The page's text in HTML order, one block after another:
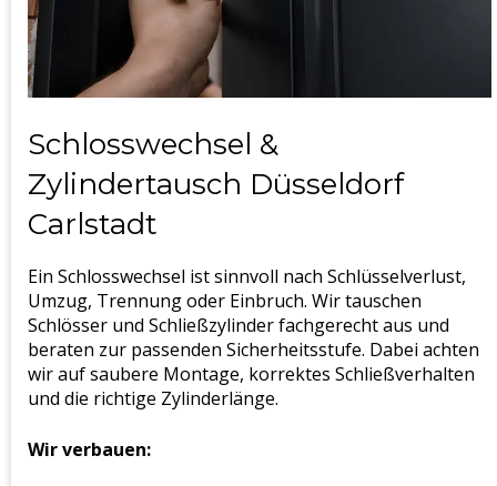
Schlosswechsel &
Zylindertausch Düsseldorf
Carlstadt
Ein Schlosswechsel ist sinnvoll nach Schlüsselverlust,
Umzug, Trennung oder Einbruch. Wir tauschen
Schlösser und Schließzylinder fachgerecht aus und
beraten zur passenden Sicherheitsstufe. Dabei achten
wir auf saubere Montage, korrektes Schließverhalten
und die richtige Zylinderlänge.
Wir verbauen: